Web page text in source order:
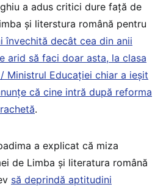
a adus critici dure față de
și literstura română pentru
învechită decât cea din anii
arid să faci doar asta, la clasa
Ministrul Educației chiar a ieșit
că cine intră după reforma
.
a explicat că miza
de Limba și literatura română
să deprindă aptitudini